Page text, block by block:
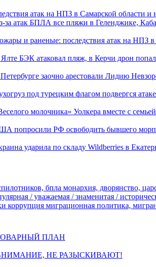
атак на НПЗ в Самарской области и
за атак БПЛА все пляжи в Геленджике,
и раненые: последствия атак на НПЗ
БЭК атаковал пляж, в Керчи дрон
заочно арестовали Лидию
под турецким флагом подвергся
молочника» Уолкера вместе с
попросили РФ освободить бывшего
ударила по складу Wildberries в
бпла монархия, дворянство,
/ уважаемая / знаменитая /
коррупция миграционная политика,
ПЛАН
НЕ РАЗЫСКИВАЮТ!